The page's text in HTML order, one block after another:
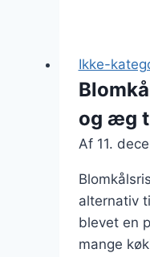
Ikke-
og æg
Af 11.
alternativ
blevet en
mange